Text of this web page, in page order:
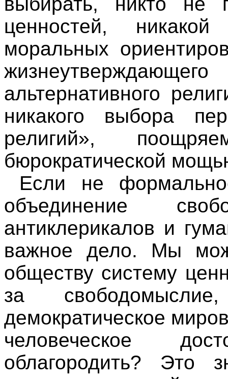
ценностей, никакой
моральных
альтернативного
никакого выбора
религий»,
бюрократической
Если не
объединение
антиклерикалов и
важное дело. Мы
обществу систему
за
демократическое
человеческое
облагородить? Это